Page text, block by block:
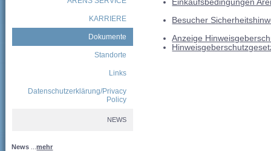
KARRIERE
Dokumente
Standorte
Links
Datenschutzerklärung/Privacy
Policy
NEWS
News ...mehr
Einkaufsbedingungen
Besucher
Anzeige